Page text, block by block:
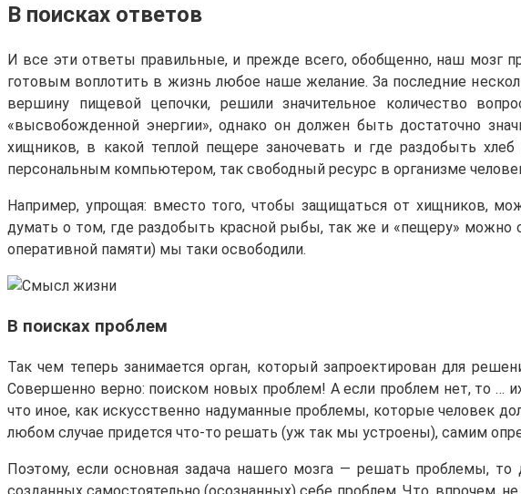
В поисках ответов
И все эти ответы правильные, и прежде всего, обобщенно, наш мозг
готовым воплотить в жизнь любое наше желание. За последние
вершину пищевой цепочки, решили значительное количество
«высвобожденной энергии», однако он должен быть достаточно
хищников, в какой теплой пещере заночевать и где раздобыть
персональным компьютером, так свободный ресурс в организме
Например, упрощая: вместо того, чтобы защищаться от хищников,
думать о том, где раздобыть красной рыбы, так же и «пещеру» можно
оперативной памяти) мы таки освободили.
В поисках проблем
Так чем теперь занимается орган, который запроектирован для
Совершенно верно: поиском новых проблем! А если проблем нет, то …
что иное, как искусственно надуманные проблемы, которые человек
любом случае придется что-то решать (уж так мы устроены), самим
Поэтому, если основная задача нашего мозга — решать проблемы,